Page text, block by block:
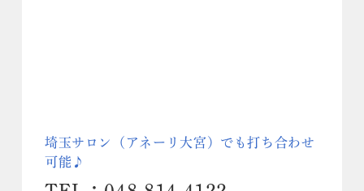
埼玉サロン（アネーリ大宮）でも打ち合わせ
可能♪